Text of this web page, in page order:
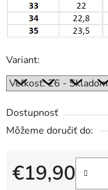
Variant:
Dostupnosť
Môžeme doručiť do:
€19,90